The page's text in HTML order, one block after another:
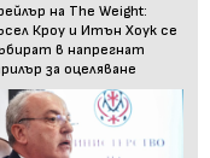
на The Weight:
Кроу и Итън Хоук се
в напрегнат
за оцеляване